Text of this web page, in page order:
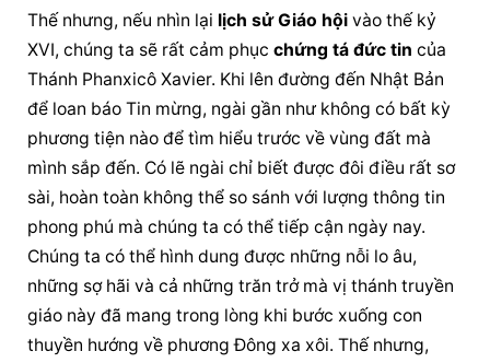
Thế nhưng, nếu nhìn lại lịch sử Giáo hội vào thế kỷ
XVI, chúng ta sẽ rất cảm phục chứng tá đức tin của
Thánh Phanxicô Xavier. Khi lên đường đến Nhật Bản
để loan báo Tin mừng, ngài gần như không có bất kỳ
phương tiện nào để tìm hiểu trước về vùng đất mà
mình sắp đến. Có lẽ ngài chỉ biết được đôi điều rất sơ
sài, hoàn toàn không thể so sánh với lượng thông tin
phong phú mà chúng ta có thể tiếp cận ngày nay.
Chúng ta có thể hình dung được những nỗi lo âu,
những sợ hãi và cả những trăn trở mà vị thánh truyền
giáo này đã mang trong lòng khi bước xuống con
thuyền hướng về phương Đông xa xôi. Thế nhưng,